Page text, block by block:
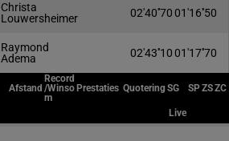
Christa
Louwersheimer
02'40''7001'16''50
Raymond
Adema
02'43''1001'17''70
Afstand
Record
/Winso
m
Prestaties QuoteringSG SPZSZC
Live